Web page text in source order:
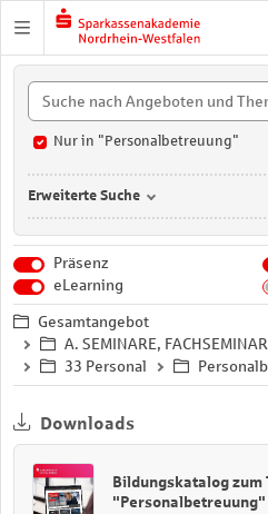
Zuklappen
Nur in "Personalbetreuung"
Erweiterte Suche
Präsenz
eLearning
Gesamtangebot
A. SEMINARE,
33 Personal
Downloads
Bildungskatalog
"Personalbetreuung"